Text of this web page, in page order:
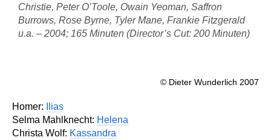
Christie, Peter O’Toole, Owain Yeoman, Saffron
Burrows, Rose Byrne, Tyler Mane, Frankie Fitzgerald
u.a. – 2004; 165 Minuten (Director’s Cut: 200 Minuten)
© Dieter Wunderlich 2007
Homer:
Ilias
Selma Mahlknecht: Helena
Christa Wolf: Kassandra